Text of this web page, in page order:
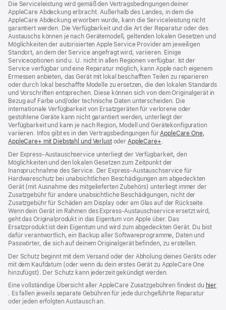
Die Serviceleistung wird gemäß den Vertragsbedingungen deiner
AppleCare Abdeckung erbracht. Außerhalb des Landes, in dem die
AppleCare Abdeckung erworben wurde, kann die Serviceleistung nicht
garantiert werden. Die Verfügbarkeit und die Art der Reparatur oder des
Austauschs können je nach Gerätemodell, geltenden lokalen Gesetzen und
Möglichkeiten der autorisierten Apple Service Provider am jeweiligen
Standort, an dem der Service angefragt wird, variieren. Einige
Serviceoptionen sind u. U. nicht in allen Regionen verfügbar. Ist der
Service verfügbar und eine Reparatur möglich, kann Apple nach eigenem
Ermessen anbieten, das Gerät mit lokal beschafften Teilen zu reparieren
oder durch lokal beschaffte Modelle zu ersetzen, die den lokalen Standards
und Vorschriften entsprechen. Diese können sich von dem Originalgerät in
Bezug auf Farbe und/oder technische Daten unterscheiden. Die
internationale Verfügbarkeit von Ersatzgeräten für verlorene oder
gestohlene Geräte kann nicht garantiert werden, unterliegt der
Verfügbarkeit und kann je nach Region, Modell und Gerätekonfiguration
variieren. Infos gibt es in den Vertragsbedingungen fürAppleCare One(Öffnet
,
AppleCare+ mit Diebstahl und Verlust(Öffnet
neues
Fenster)
oder AppleCare+(Öffnet
neues
Fenster)
.
Der Express-Austauschservice unterliegt der Verfügbarkeit, den
Möglichkeiten und den lokalen Gesetzen zum Zeitpunkt der
Inanspruchnahme des Service. Der Express-Austauschservice für
Hardwareschutz bei unabsichtlichen Beschädigungen am abgedeckten
Gerät (mit Ausnahme des mitgelieferten Zubehörs) unterliegt immer der
Zusatzgebühr für andere unabsichtliche Beschädigungen, nicht der
Zusatzgebühr für Schäden am Display oder am Glas auf der Rückseite.
Wenn dein Gerät im Rahmen des Express-Austauschservice ersetzt wird,
geht das Originalprodukt in das Eigentum von Apple über. Das
Ersatzprodukt ist dein Eigentum und wird zum abgedeckten Gerät. Du bist
dafür verantwortlich, ein Backup aller Softwareprogramme, Daten und
Passwörter, die sich auf deinem Originalgerät befinden, zu erstellen.
Der Schutz beginnt mit dem Versand oder der Abholung deines Geräts oder
mit dem Kaufdatum (oder wenn du dein erstes Gerät zu AppleCare One
hinzufügst). Der Schutz kann jederzeit gekündigt werden.
Eine vollständige Übersicht aller AppleCare Zusatzgebühren findest du hier
(Öffnet
ein
. Es fallen jeweils separate Gebühren für jede durchgeführte Reparatur
oder jeden erfolgten Austausch an.